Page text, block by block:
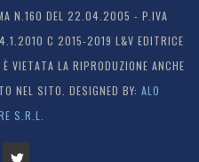
N.160 DEL 22.04.2005 - P.IVA
C 2015-2019 L&V EDITRICE
LA RIPRODUZIONE ANCHE
NEL SITO. DESIGNED BY: ALO
S.R.L.